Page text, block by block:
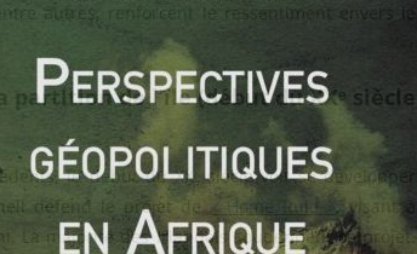
autres, renforcent le ressentiment envers le
de l’île (début du XXᵉ siècle
le début du XXᵉ siècle voit se développer
défend le projet de« Home Rule », visant à
La majorité des Irlandais soutiennent ce projet.